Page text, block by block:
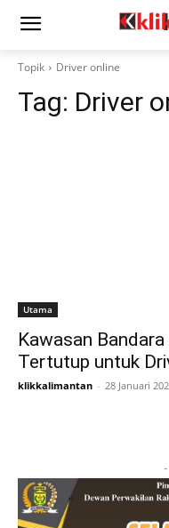
Topik Driver online
Tag: Driver
Utama
Kawasan
Tertutup untuk
klikkalimantan - 28 Januari
-